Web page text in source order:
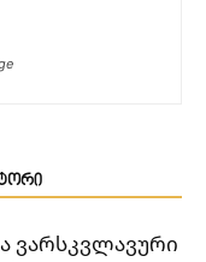
ვარსკვლავური